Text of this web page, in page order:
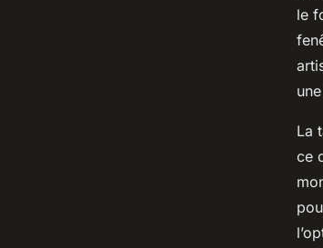
le
La
ce